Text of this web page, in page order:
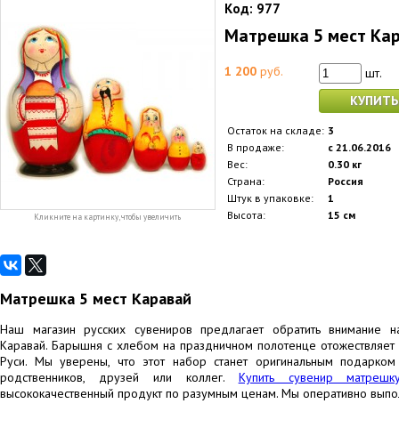
Кликните на картинку, чтобы увеличить
Код: 977
Матрешка 5 мест
1 200 руб.
шт.
Остаток на складе: 3
В продаже:
с 21.06.2016
Вес:
0.30 кг
Страна:
Россия
Штук в упаковке:
1
Высота:
15 см
Матрешка 5 мест Каравай
Наш магазин русских сувениров предлагает обратить внимание
Каравай. Барышня с хлебом на праздничном полотенце отожествляет
Руси. Мы уверены, что этот набор станет оригинальным
родственников, друзей или коллег. Купить сувенир
высококачественный продукт по разумным ценам. Мы оперативно